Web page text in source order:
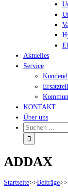
Aktuelles
Service
KONTAKT
Über uns
ADDAX
Startseite>>Beiträge>>